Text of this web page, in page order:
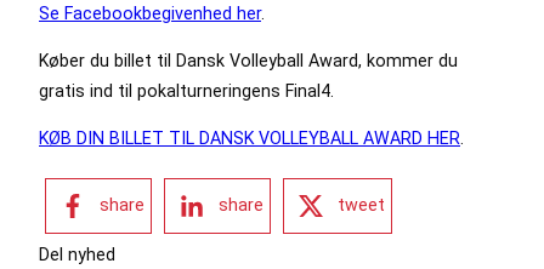
Se Facebookbegivenhed her.
Køber du billet til Dansk Volleyball Award, kommer du
gratis ind til pokalturneringens Final4.
KØB DIN BILLET TIL DANSK VOLLEYBALL AWARD HER.
share share tweet
Del nyhed